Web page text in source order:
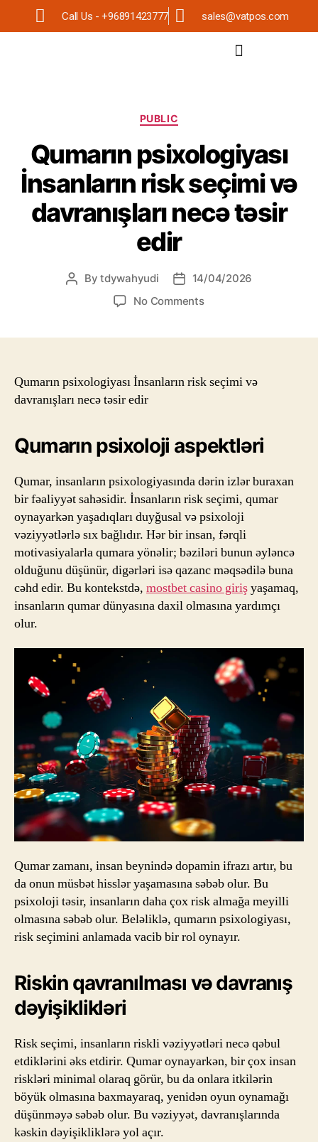
Call Us - +96891423777 sales@vatpos.com
PUBLIC
Qumarın psixologiyası
İnsanların risk seçimi və
davranışları necə təsir
edir
Bytdywahyudi
14/04/2026
No Comments
Qumarın psixologiyası İnsanların risk seçimi və
davranışları necə təsir edir
Qumarın psixoloji aspektləri
Qumar, insanların psixologiyasında dərin izlər buraxan
bir fəaliyyət sahəsidir. İnsanların risk seçimi, qumar
oynayarkən yaşadıqları duyğusal və psixoloji
vəziyyətlərlə sıx bağlıdır. Hər bir insan, fərqli
motivasiyalarla qumara yönəlir; bəziləri bunun əyləncə
olduğunu düşünür, digərləri isə qazanc məqsədilə buna
cəhd edir. Bu kontekstdə, mostbet casino girişyaşamaq,
insanların qumar dünyasına daxil olmasına yardımçı
olur.
Qumar zamanı, insan beynində dopamin ifrazı artır, bu
da onun müsbət hisslər yaşamasına səbəb olur. Bu
psixoloji təsir, insanların daha çox risk almağa meyilli
olmasına səbəb olur. Beləliklə, qumarın psixologiyası,
risk seçimini anlamada vacib bir rol oynayır.
Riskin qavranılması və davranış
dəyişiklikləri
Risk seçimi, insanların riskli vəziyyətləri necə qəbul
etdiklərini əks etdirir. Qumar oynayarkən, bir çox insan
riskləri minimal olaraq görür, bu da onlara itkilərin
böyük olmasına baxmayaraq, yenidən oyun oynamağı
düşünməyə səbəb olur. Bu vəziyyət, davranışlarında
kəskin dəyişikliklərə yol açır.